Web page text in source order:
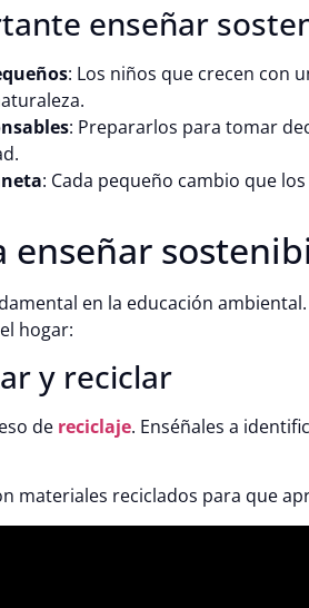
enseñar
: Los niños que crecen con
: Prepararlos para tomar
: Cada pequeño cambio que
enseñar
en la educación
hogar:
y reciclar
de reciclaje. Enséñales a
materiales reciclados para que